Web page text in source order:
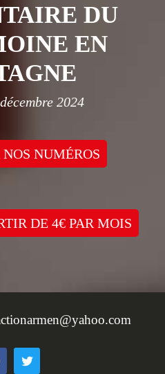
DU
EN
2024
NUMÉROS
DE 4€ PAR MOIS